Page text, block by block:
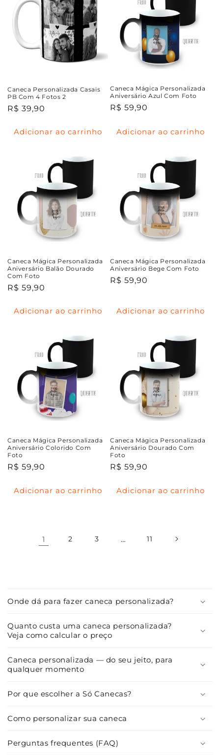
Caneca Personalizada Casais
PB Com 4 Fotos 2
Preço
R$ 39,90
Adicionar ao carrinho
Caneca Mágica Personalizada
Aniversário Azul Com Foto
Preço
R$ 59,90
Adicionar ao carrinho
Caneca Mágica Personalizada
Aniversário Balão Dourado
Com Foto
Preço
R$ 59,90
Adicionar ao carrinho
Caneca Mágica Personalizada
Aniversário Bege Com Foto
Preço
R$ 59,90
Adicionar ao carrinho
Caneca Mágica Personalizada
Aniversário Colorido Com
Foto
Preço
R$ 59,90
Adicionar ao carrinho
Caneca Mágica Personalizada
Aniversário Dourado Com
Foto
Preço
R$ 59,90
Adicionar ao carrinho
1 2 3 … 11
n
t
e
d
o
e
o
h
Onde dá para fazer caneca personalizada?
Quanto custa uma caneca personalizada?
Veja como calcular o preço
Caneca personalizada — do seu jeito, para
qualquer momento
Por que escolher a Só Canecas?
Como personalizar sua caneca
Perguntas frequentes (FAQ)